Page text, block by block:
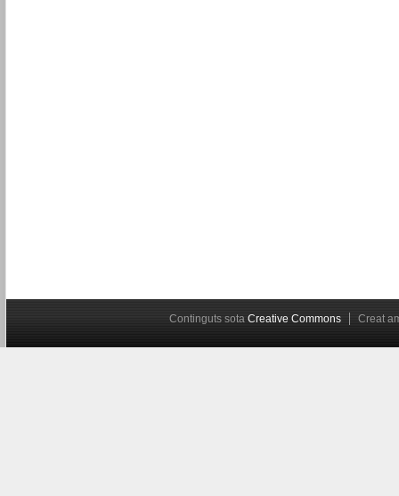
Continguts sota Creative Commons Creat